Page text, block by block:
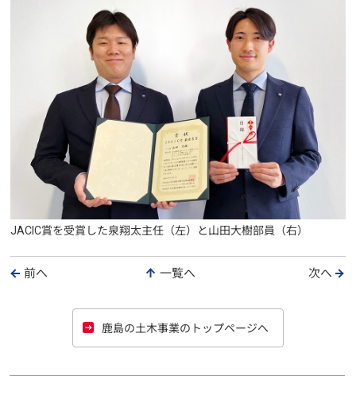
JACIC賞を受賞した泉翔太主任（左）と山田大樹部員（右）
前へ 一覧へ 次へ
鹿島の土木事業のトップページへ